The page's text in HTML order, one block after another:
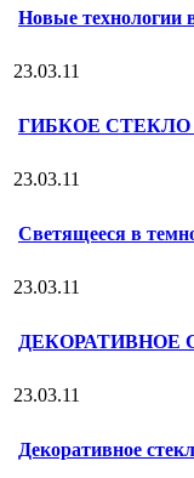
Новые технологии
23.03.11
ГИБКОЕ СТЕКЛО
23.03.11
Светящееся в
23.03.11
ДЕКОРАТИВНОЕ
23.03.11
Декоративное